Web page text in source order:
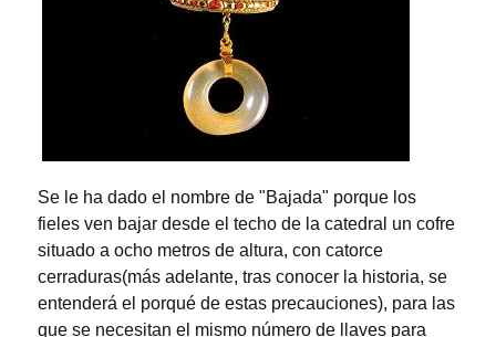
Se le ha dado el nombre de "Bajada" porque los
fieles ven bajar desde el techo de la catedral un cofre
situado a ocho metros de altura, con catorce
cerraduras(más adelante, tras conocer la historia, se
entenderá el porqué de estas precauciones), para las
que se necesitan el mismo número de llaves para